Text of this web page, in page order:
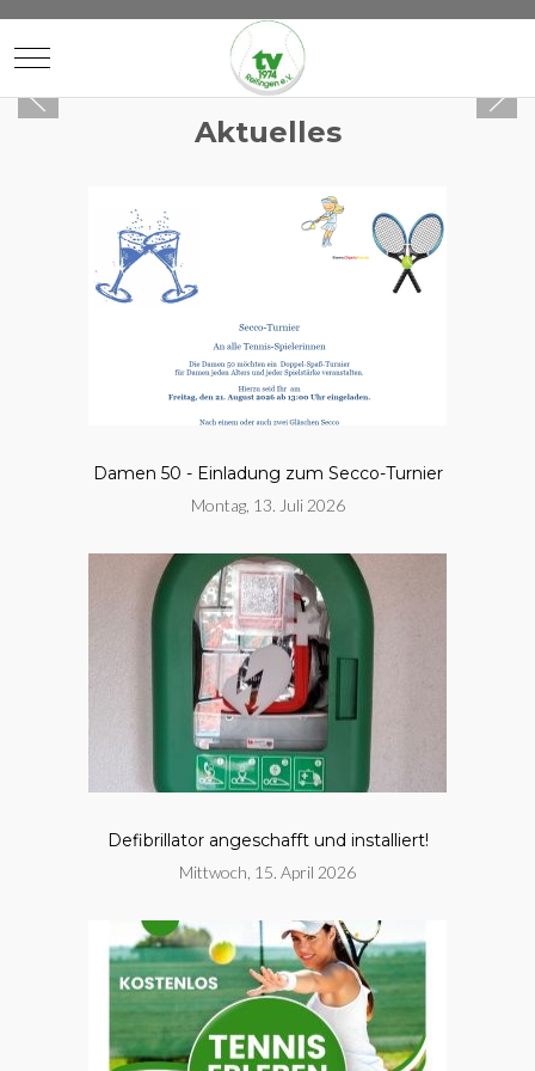
Mobile Menu Toggle
Aktuelles
Damen 50 - Einladung zum Secco-Turnier
Montag, 13. Juli 2026
Defibrillator angeschafft und installiert!
Mittwoch, 15. April 2026